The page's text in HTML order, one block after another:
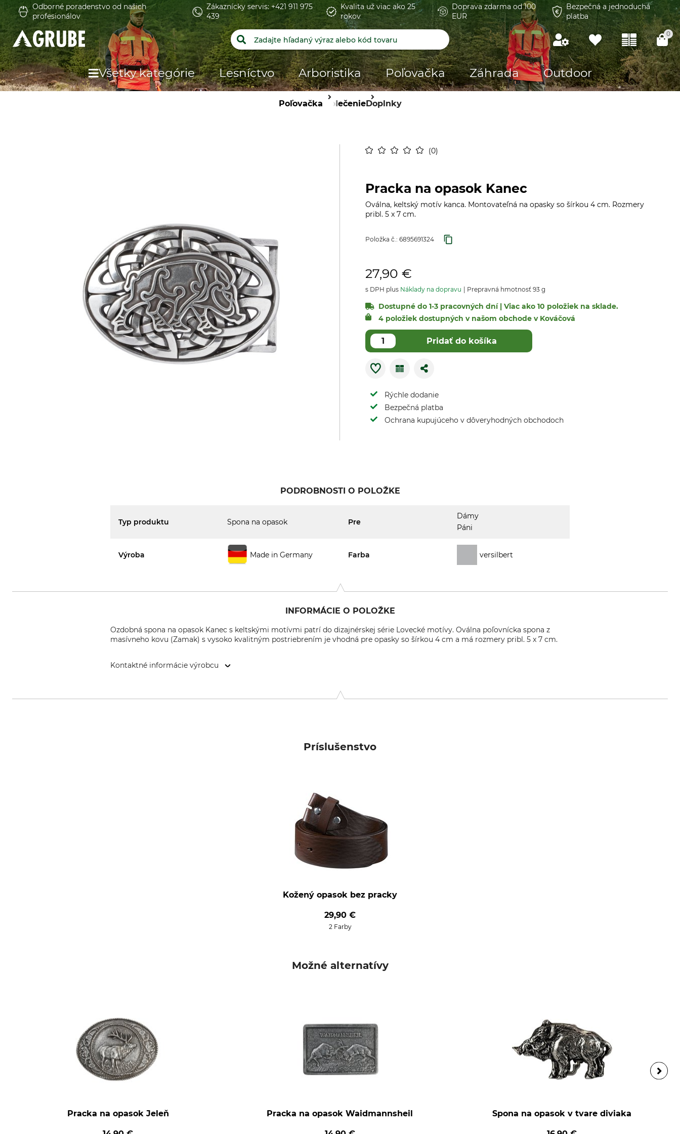
Odborné poradenstvo od našich
profesionálov
Zákaznícky servis: +421 911 975
439
Kvalita už viac ako 25
rokov
Doprava zdarma od 100
EUR
Bezpečná a jednoduchá
platba
0
Všetky kategórie Lesníctvo Arboristika Poľovačka Záhrada Outdoor
Poľovačka OblečenieDoplnky
0
Pracka na opasok Kanec
Oválna, keltský motív kanca. Montovateľná na opasky so šírkou 4 cm. Rozmery
pribl. 5 x 7 cm.
Položka č.: 6895691324
27,90 €
s DPH plus Náklady na dopravu Prepravná hmotnosť 93 g
Dostupné do 1-3 pracovných dní | Viac ako 10 položiek na sklade.
4 položiek dostupných v našom obchode v Kováčová
Pridať do košíka
Rýchle dodanie
Bezpečná platba
Ochrana kupujúceho v dôveryhodných obchodoch
PODROBNOSTI O POLOŽKE
Typ produktu Spona na opasok Pre
Dámy
Páni
Výroba Made in Germany Farba versilbert
INFORMÁCIE O POLOŽKE
Ozdobná spona na opasok Kanec s keltskými motívmi patrí do dizajnérskej série Lovecké motívy. Oválna poľovnícka spona z
masívneho kovu (Zamak) s vysoko kvalitným postriebrením je vhodná pre opasky so šírkou 4 cm a má rozmery pribl. 5 x 7 cm.
Kontaktné informácie výrobcu
Príslušenstvo
Kožený opasok bez pracky
29,90 €
2 Farby
Možné alternatívy
Pracka na opasok Jeleň Pracka na opasok Waidmannsheil Spona na opasok v tvare diviaka